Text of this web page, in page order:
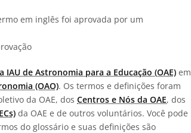
em inglês foi aprovada por um
IAU de Astronomia para a Educação (OAE) em
(OAO). Os termos e definições foram
da OAE, dos Centros e Nós da OAE, dos
da OAE e de outros voluntários. Você pode
do glossário e suas definições são